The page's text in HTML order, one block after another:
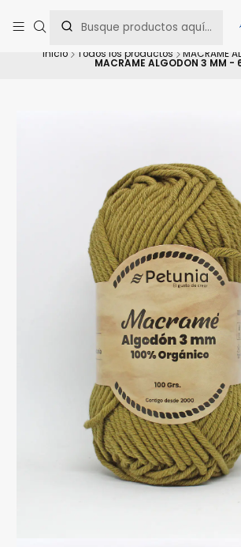
una asesoría personalizada.
Inicio Todos los productos MACRAME
MACRAME ALGODON 3 MM -